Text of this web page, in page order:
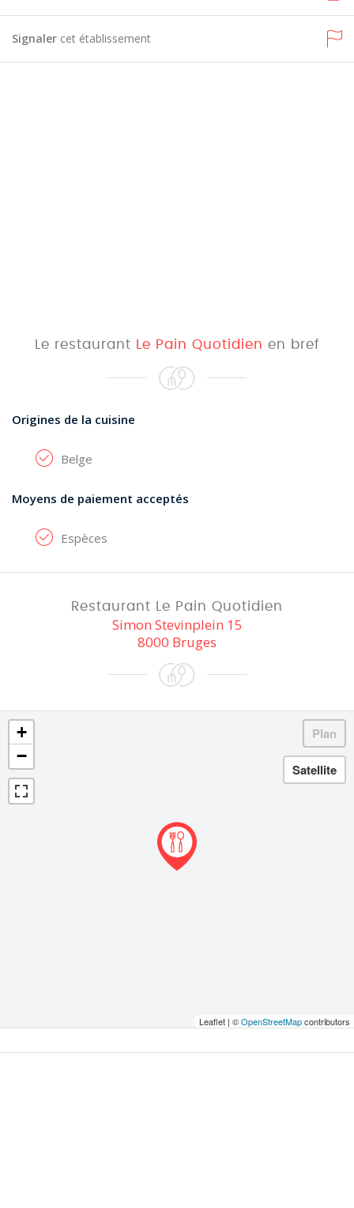
Signaler cet établissement
Le restaurant Le Pain Quotidien en bref
Origines de la cuisine
Belge
Moyens de paiement acceptés
Espèces
Restaurant Le Pain Quotidien
Simon Stevinplein 15
8000 Bruges
+
−
Leaflet | ©OpenStreetMapcontributors